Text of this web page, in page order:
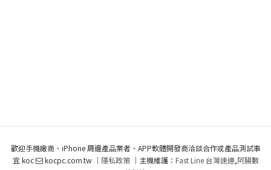
歡迎手機廠商、iPhone 周邊產品業者、APP軟體開發商洽談合作或產品測試事
宜 koc
kocpc.com.tw ｜ 隱私政策｜主機維護： Fast Line 台灣速連,阿腸數